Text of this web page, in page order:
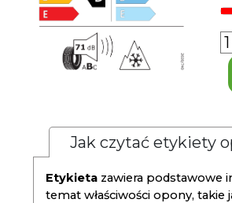
Jak czytać etykiety
Etykieta zawiera podstawowe
temat właściwości opony, takie